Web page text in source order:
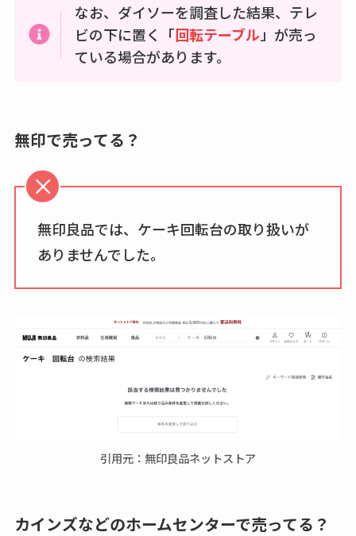
なお、ダイソーを調査した結果、テレ
ビの下に置く「回転テーブル 」が売っ
ている場合があります。
無印で売ってる？
無印良品では、ケーキ回転台の取り扱いが
ありませんでした。
引用元：無印良品ネットストア
カインズなどのホームセンターで売ってる？